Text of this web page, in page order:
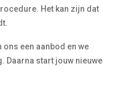
Het kan zijn dat
ons een aanbod en we
Daarna start jouw nieuwe